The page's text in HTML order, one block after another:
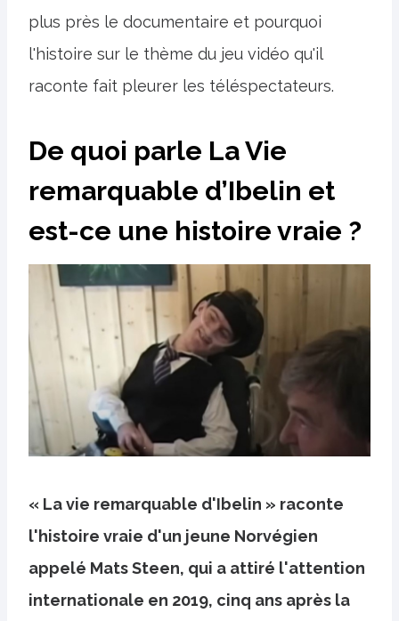
plus près le documentaire et pourquoi
l'histoire sur le thème du jeu vidéo qu'il
raconte fait pleurer les téléspectateurs.
De quoi parle La Vie
remarquable d’Ibelin et
est-ce une histoire vraie ?
« La vie remarquable d'Ibelin » raconte
l'histoire vraie d'un jeune Norvégien
appelé Mats Steen, qui a attiré l'attention
internationale en 2019, cinq ans après la